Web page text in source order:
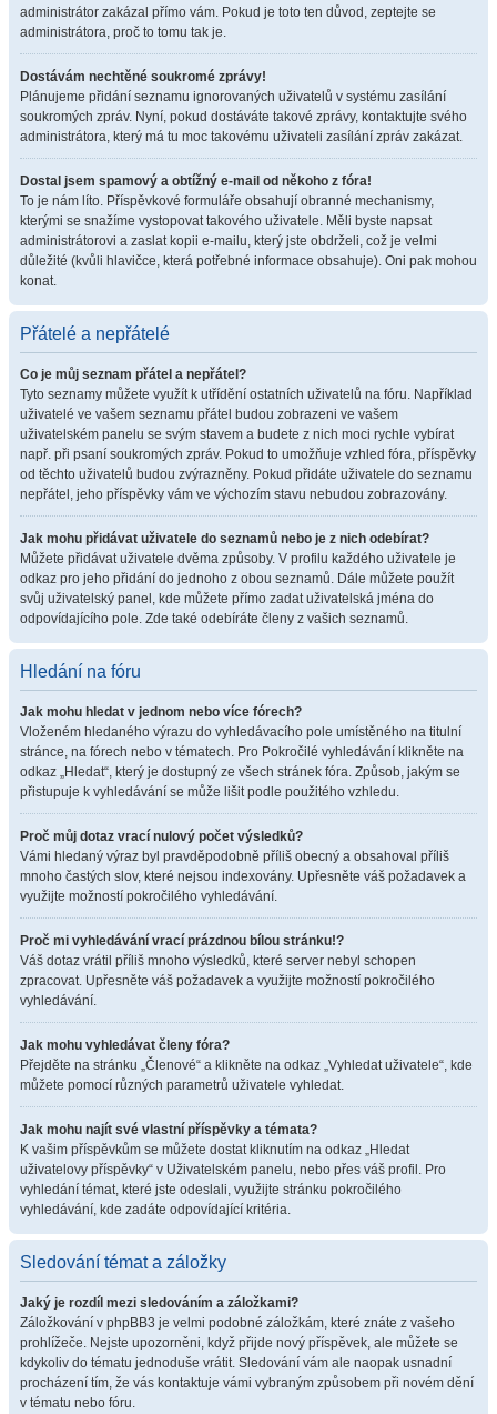
administrátor zakázal přímo vám. Pokud je toto ten důvod, zeptejte se
administrátora, proč to tomu tak je.
Dostávám nechtěné soukromé zprávy!
Plánujeme přidání seznamu ignorovaných uživatelů v systému zasílání
soukromých zpráv. Nyní, pokud dostáváte takové zprávy, kontaktujte svého
administrátora, který má tu moc takovému uživateli zasílání zpráv zakázat.
Dostal jsem spamový a obtížný e-mail od někoho z fóra!
To je nám líto. Příspěvkové formuláře obsahují obranné mechanismy,
kterými se snažíme vystopovat takového uživatele. Měli byste napsat
administrátorovi a zaslat kopii e-mailu, který jste obdrželi, což je velmi
důležité (kvůli hlavičce, která potřebné informace obsahuje). Oni pak mohou
konat.
Přátelé a nepřátelé
Co je můj seznam přátel a nepřátel?
Tyto seznamy můžete využít k utřídění ostatních uživatelů na fóru. Například
uživatelé ve vašem seznamu přátel budou zobrazeni ve vašem
uživatelském panelu se svým stavem a budete z nich moci rychle vybírat
např. při psaní soukromých zpráv. Pokud to umožňuje vzhled fóra, příspěvky
od těchto uživatelů budou zvýrazněny. Pokud přidáte uživatele do seznamu
nepřátel, jeho příspěvky vám ve výchozím stavu nebudou zobrazovány.
Jak mohu přidávat uživatele do seznamů nebo je z nich odebírat?
Můžete přidávat uživatele dvěma způsoby. V profilu každého uživatele je
odkaz pro jeho přidání do jednoho z obou seznamů. Dále můžete použít
svůj uživatelský panel, kde můžete přímo zadat uživatelská jména do
odpovídajícího pole. Zde také odebíráte členy z vašich seznamů.
Hledání na fóru
Jak mohu hledat v jednom nebo více fórech?
Vloženém hledaného výrazu do vyhledávacího pole umístěného na titulní
stránce, na fórech nebo v tématech. Pro Pokročilé vyhledávání klikněte na
odkaz „Hledat“, který je dostupný ze všech stránek fóra. Způsob, jakým se
přistupuje k vyhledávání se může lišit podle použitého vzhledu.
Proč můj dotaz vrací nulový počet výsledků?
Vámi hledaný výraz byl pravděpodobně příliš obecný a obsahoval příliš
mnoho častých slov, které nejsou indexovány. Upřesněte váš požadavek a
využijte možností pokročilého vyhledávání.
Proč mi vyhledávání vrací prázdnou bílou stránku!?
Váš dotaz vrátil příliš mnoho výsledků, které server nebyl schopen
zpracovat. Upřesněte váš požadavek a využijte možností pokročilého
vyhledávání.
Jak mohu vyhledávat členy fóra?
Přejděte na stránku „Členové“ a klikněte na odkaz „Vyhledat uživatele“, kde
můžete pomocí různých parametrů uživatele vyhledat.
Jak mohu najít své vlastní příspěvky a témata?
K vašim příspěvkům se můžete dostat kliknutím na odkaz „Hledat
uživatelovy příspěvky“ v Uživatelském panelu, nebo přes váš profil. Pro
vyhledání témat, které jste odeslali, využijte stránku pokročilého
vyhledávání, kde zadáte odpovídající kritéria.
Sledování témat a záložky
Jaký je rozdíl mezi sledováním a záložkami?
Záložkování v phpBB3 je velmi podobné záložkám, které znáte z vašeho
prohlížeče. Nejste upozorněni, když přijde nový příspěvek, ale můžete se
kdykoliv do tématu jednoduše vrátit. Sledování vám ale naopak usnadní
procházení tím, že vás kontaktuje vámi vybraným způsobem při novém dění
v tématu nebo fóru.